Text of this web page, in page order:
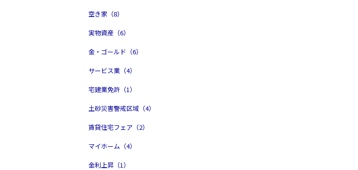
空き家（8）
実物資産（6）
金・ゴールド（6）
サービス業（4）
宅建業免許（1）
土砂災害警戒区域（4）
賃貸住宅フェア（2）
マイホーム（4）
金利上昇（1）